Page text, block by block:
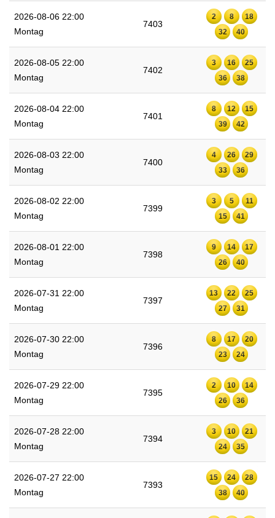
2026-08-06 22:00
Montag
7403
2 8
18
32
40
2026-08-05 22:00
Montag
7402
3 16
25
36
38
2026-08-04 22:00
Montag
7401
8 12
15
39
42
2026-08-03 22:00
Montag
7400
4 26
29
33
36
2026-08-02 22:00
Montag
7399
3 5
11
15
41
2026-08-01 22:00
Montag
7398
9 14
17
26
40
2026-07-31 22:00
Montag
7397
13 22
25
27
31
2026-07-30 22:00
Montag
7396
8 17
20
23
24
2026-07-29 22:00
Montag
7395
2 10
14
26
36
2026-07-28 22:00
Montag
7394
3 10
21
24
35
2026-07-27 22:00
Montag
7393
15 24
28
38
40